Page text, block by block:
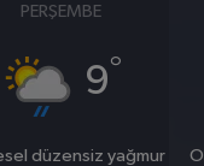
PERŞEMBE
9°
düzensiz yağmur